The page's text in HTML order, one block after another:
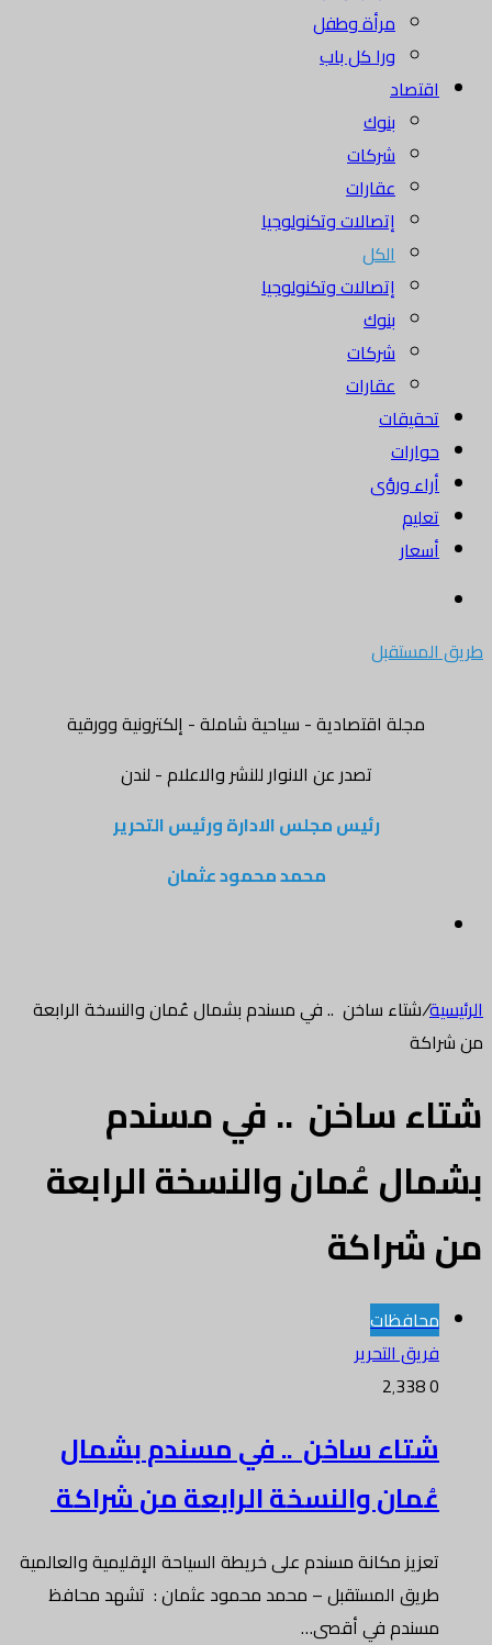
مرأة وطفل
ورا كل باب
اقتصاد
بنوك
شركات
عقارات
إتصالات وتكنولوجيا
الكل
إتصالات وتكنولوجيا
بنوك
شركات
عقارات
تحقيقات
حوارات
أراء ورؤى
تعليم
أسعار
طريق المستقبل
مجلة اقتصادية - سياحية شاملة - إلكترونية وورقية
تصدر عن الانوار للنشر والاعلام - لندن
رئيس مجلس الادارة ورئيس التحرير
محمد محمود عثمان
الرئيسية/شتاء ساخن .. في مسندم بشمال عُمان والنسخة الرابعة
من شراكة
شتاء ساخن .. في مسندم
بشمال عُمان والنسخة الرابعة
من شراكة
محافظات
فريق التحرير
0
شتاء ساخن .. في مسندم بشمال
عُمان والنسخة الرابعة من شراكة
تعزيز مكانة مسندم على خريطة السياحة الإقليمية والعالمية
طريق المستقبل – محمد محمود عثمان : تشهد محافظ
مسندم في أقصى…